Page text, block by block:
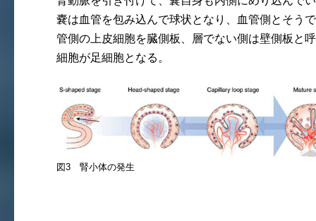
嚢は血管を包み込んで球状となり、血管側とそう
管側の上皮細胞を臓側板、層でない側は壁側板と
細胞が足細胞となる。
図3 腎小体の発生